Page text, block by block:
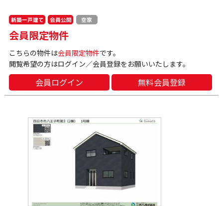
新築一戸建て 会員公開 空家
会員限定物件
こちらの物件は会員限定物件です。
閲覧希望の方はログイン／会員登録をお願いいたします。
会員ログイン 無料会員登録